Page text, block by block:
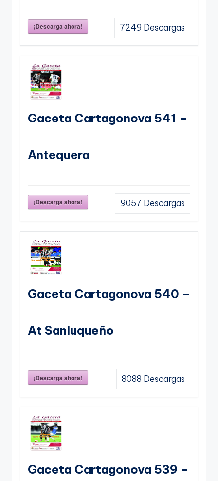
¡Descarga ahora! 7249 Descargas
Gaceta Cartagonova 541 –
Antequera
¡Descarga ahora! 9057 Descargas
Gaceta Cartagonova 540 –
At Sanluqueño
¡Descarga ahora! 8088 Descargas
Gaceta Cartagonova 539 –